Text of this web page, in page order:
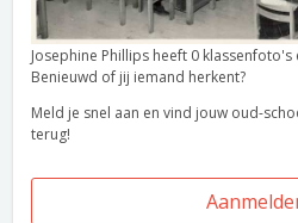
Josephine Phillips heeft 0
Benieuwd of jij iemand herkent?
Meld je snel aan en vind jouw oud-
terug!